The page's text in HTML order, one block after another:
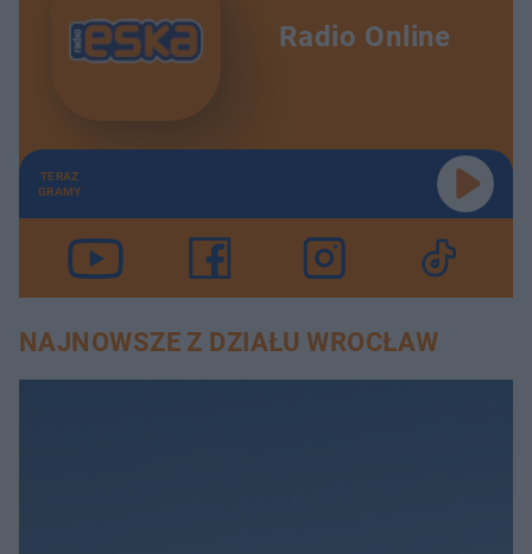
Radio Online
TERAZ
GRAMY
NAJNOWSZE Z DZIAŁU WROCŁAW